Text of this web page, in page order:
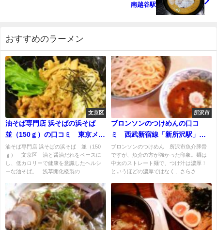
南越谷駅
おすすめのラーメン
文京区
油そば専門店 浜そばの浜そば
並（150ｇ）の口コミ 東京メト
ロ千代田線湯島駅A２出口徒歩30
秒。 JR山手線御徒町駅徒歩5
分。 都営大江戸線上野御徒町駅
油そば専門店 浜そばの浜そば 並（150
ｇ） 文京区 油と醤油だれをベースに
し、低カロリーで健康を意識したヘルシ
ーな油そば。 浅草開化楼製の...
所沢市
ブロンソンのつけめんの口コ
ミ 西武新宿線「新所沢駅」北
口徒歩１０分
ブロンソンのつけめん 所沢市魚介豚骨
ですが、魚介の方が強かった印象。麺は
中太のストレート麺で、つけ汁は濃厚！
というほどの濃厚ではなく、さらさ...